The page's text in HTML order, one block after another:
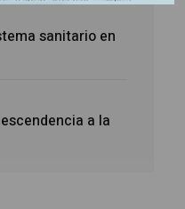
sanitario en
a la